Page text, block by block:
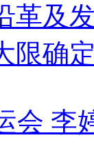
革及
限确
会 李